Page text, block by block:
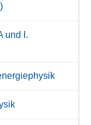
und I.